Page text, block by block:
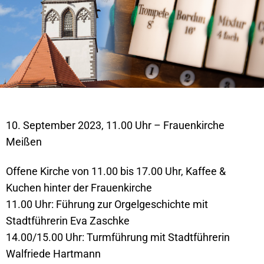
10. September 2023, 11.00 Uhr – Frauenkirche
Meißen
Offene Kirche von 11.00 bis 17.00 Uhr, Kaffee &
Kuchen hinter der Frauenkirche
11.00 Uhr: Führung zur Orgelgeschichte mit
Stadtführerin Eva Zaschke
14.00/15.00 Uhr: Turmführung mit Stadtführerin
Walfriede Hartmann